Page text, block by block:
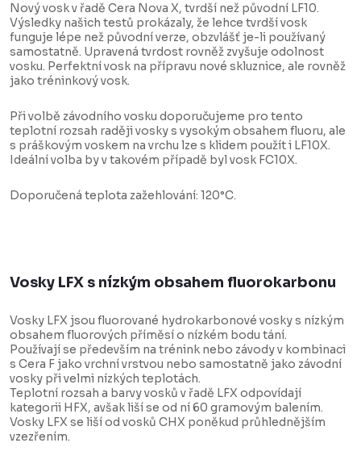
Nový vosk v řadě Cera Nova X, tvrdší než původní LF10.
Výsledky našich testů prokázaly, že lehce tvrdší vosk
funguje lépe než původní verze, obzvlášť je-li používaný
samostatně. Upravená tvrdost rovněž zvyšuje odolnost
vosku. Perfektní vosk na přípravu nové skluznice, ale rovněž
jako tréninkový vosk.
Při volbě závodního vosku doporučujeme pro tento
teplotní rozsah raději vosky s vysokým obsahem fluoru, ale
s práškovým voskem na vrchu lze s klidem použít i LF10X.
Ideální volba by v takovém případě byl vosk FC10X.
Doporučená teplota zažehlování: 120°C.
Vosky LFX s nízkým obsahem fluorokarbonu
Vosky LFX jsou fluorované hydrokarbonové vosky s nízkým
obsahem fluorových příměsí o nízkém bodu tání.
Používají se především na trénink nebo závody v kombinaci
s Cera F jako vrchní vrstvou nebo samostatně jako závodní
vosky při velmi nízkých teplotách.
Teplotní rozsah a barvy vosků v řadě LFX odpovídají
kategorii HFX, avšak liší se od ní 60 gramovým balením.
Vosky LFX se liší od vosků CHX poněkud průhlednějším
vzezřením.